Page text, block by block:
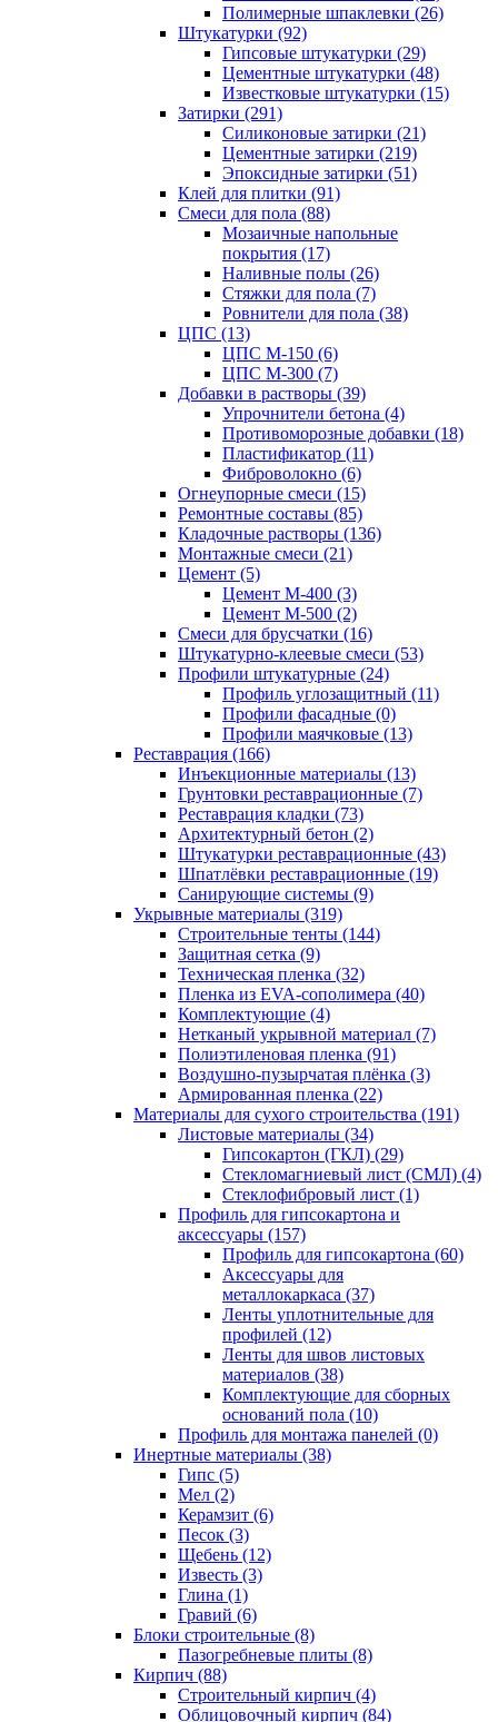
Полимерные шпаклевки (26)
Штукатурки (92)
Гипсовые штукатурки (29)
Цементные штукатурки (48)
Известковые штукатурки (15)
Затирки (291)
Силиконовые затирки (21)
Цементные затирки (219)
Эпоксидные затирки (51)
Клей для плитки (91)
Смеси для пола (88)
Мозаичные напольные
покрытия (17)
Наливные полы (26)
Стяжки для пола (7)
Ровнители для пола (38)
ЦПС (13)
ЦПС М-150 (6)
ЦПС М-300 (7)
Добавки в растворы (39)
Упрочнители бетона (4)
Противоморозные добавки (18)
Пластификатор (11)
Фиброволокно (6)
Огнеупорные смеси (15)
Ремонтные составы (85)
Кладочные растворы (136)
Монтажные смеси (21)
Цемент (5)
Цемент М-400 (3)
Цемент М-500 (2)
Смеси для брусчатки (16)
Штукатурно-клеевые смеси (53)
Профили штукатурные (24)
Профиль углозащитный (11)
Профили фасадные (0)
Профили маячковые (13)
Реставрация (166)
Инъекционные материалы (13)
Грунтовки реставрационные (7)
Реставрация кладки (73)
Архитектурный бетон (2)
Штукатурки реставрационные (43)
Шпатлёвки реставрационные (19)
Санирующие системы (9)
Укрывные материалы (319)
Строительные тенты (144)
Защитная сетка (9)
Техническая пленка (32)
Пленка из EVA-сополимера (40)
Комплектующие (4)
Нетканый укрывной материал (7)
Полиэтиленовая пленка (91)
Воздушно-пузырчатая плёнка (3)
Армированная пленка (22)
Материалы для сухого строительства (191)
Листовые материалы (34)
Гипсокартон (ГКЛ) (29)
Стекломагниевый лист (СМЛ) (4)
Cтеклофибровый лист (1)
Профиль для гипсокартона и
аксессуары (157)
Профиль для гипсокартона (60)
Аксессуары для
металлокаркаса (37)
Ленты уплотнительные для
профилей (12)
Ленты для швов листовых
материалов (38)
Комплектующие для сборных
оснований пола (10)
Профиль для монтажа панелей (0)
Инертные материалы (38)
Гипс (5)
Мел (2)
Керамзит (6)
Песок (3)
Щебень (12)
Известь (3)
Глина (1)
Гравий (6)
Блоки строительные (8)
Пазогребневые плиты (8)
Кирпич (88)
Строительный кирпич (4)
Облицовочный кирпич (84)